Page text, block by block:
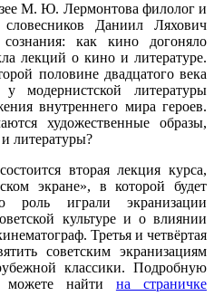
М. Ю. Лермонтова филолог и
Даниил Ляхович
как кино догоняло
лекций о кино и литературе.
половине двадцатого века
модернистской литературы
внутреннего мира героев.
художественные образы,
литературы?
вторая лекция курса,
экране», в которой будет
роль играли экранизации
культуре и о влиянии
Третья и четвёртая
советским экранизациям
классики. Подробную
найти на страничке